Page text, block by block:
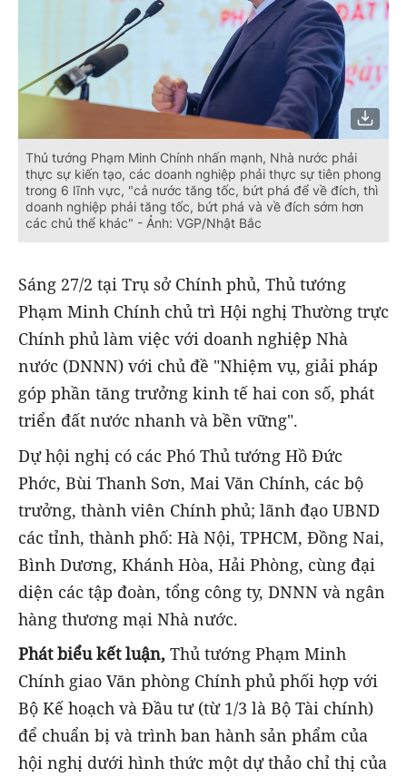
Thủ tướng Phạm Minh Chính nhấn mạnh, Nhà nước phải
thực sự kiến tạo, các doanh nghiệp phải thực sự tiên phong
trong 6 lĩnh vực, "cả nước tăng tốc, bứt phá để về đích, thì
doanh nghiệp phải tăng tốc, bứt phá và về đích sớm hơn
các chủ thể khác" - Ảnh: VGP/Nhật Bắc
Sáng 27/2 tại Trụ sở Chính phủ, Thủ tướng
Phạm Minh Chính chủ trì Hội nghị Thường trực
Chính phủ làm việc với doanh nghiệp Nhà
nước (DNNN) với chủ đề "Nhiệm vụ, giải pháp
góp phần tăng trưởng kinh tế hai con số, phát
triển đất nước nhanh và bền vững".
Dự hội nghị có các Phó Thủ tướng Hồ Đức
Phớc, Bùi Thanh Sơn, Mai Văn Chính, các bộ
trưởng, thành viên Chính phủ; lãnh đạo UBND
các tỉnh, thành phố: Hà Nội, TPHCM, Đồng Nai,
Bình Dương, Khánh Hòa, Hải Phòng, cùng đại
diện các tập đoàn, tổng công ty, DNNN và ngân
hàng thương mại Nhà nước.
Phát biểu kết luận, Thủ tướng Phạm Minh
Chính giao Văn phòng Chính phủ phối hợp với
Bộ Kế hoạch và Đầu tư (từ 1/3 là Bộ Tài chính)
để chuẩn bị và trình ban hành sản phẩm của
hội nghị dưới hình thức một dự thảo chỉ thị của